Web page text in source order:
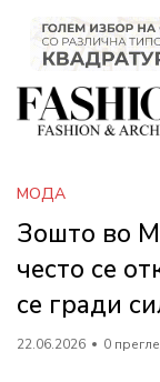
МОДА
Зошто во
често се
се гради
22.06.2026 0